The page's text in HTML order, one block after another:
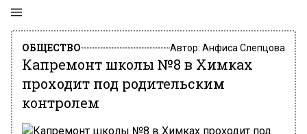
ОБЩЕСТВО Автор: Анфиса Слепцова
Капремонт школы №8 в Химках
проходит под родительским
контролем